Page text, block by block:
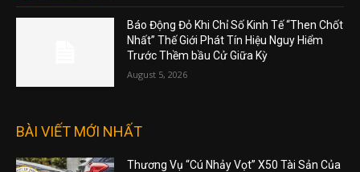
Báo Động Đỏ Khi Chỉ Số Kinh Tế “Then Chốt
Nhất” Thế Giới Phát Tín Hiệu Nguy Hiểm
Trước Thềm bầu Cử Giữa Kỳ
August 5, 2026
BÀI VIẾT MỚI NHẤT
Thương Vụ “Cú Nhảy Vọt” X50 Tài Sản Của